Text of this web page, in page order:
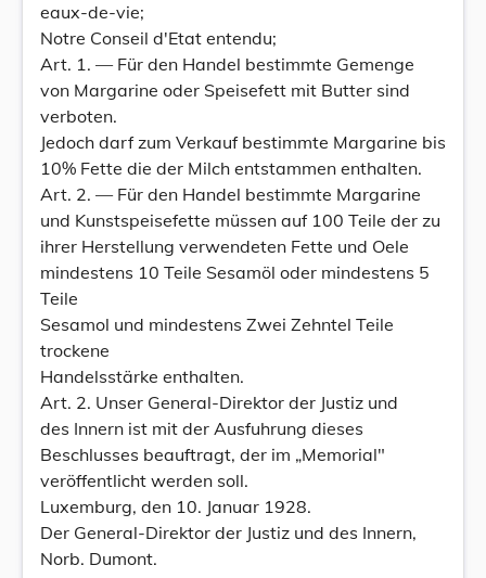
eaux-de-vie;
Notre Conseil d'Etat entendu;
Art. 1. — Für den Handel bestimmte Gemenge
von Margarine oder Speisefett mit Butter sind
verboten.
Jedoch darf zum Verkauf bestimmte Margarine bis
10% Fette die der Milch entstammen enthalten.
Art. 2. — Für den Handel bestimmte Margarine
und Kunstspeisefette müssen auf 100 Teile der zu
ihrer Herstellung verwendeten Fette und Oele
mindestens 10 Teile Sesamöl oder mindestens 5
Teile
Sesamol und mindestens Zwei Zehntel Teile
trockene
Handelsstärke enthalten.
Art. 2. Unser General-Direktor der Justiz und
des Innern ist mit der Ausfuhrung dieses
Beschlusses beauftragt, der im „Memorial"
veröffentlicht werden soll.
Luxemburg, den 10. Januar 1928.
Der General-Direktor der Justiz und des Innern,
Norb. Dumont.